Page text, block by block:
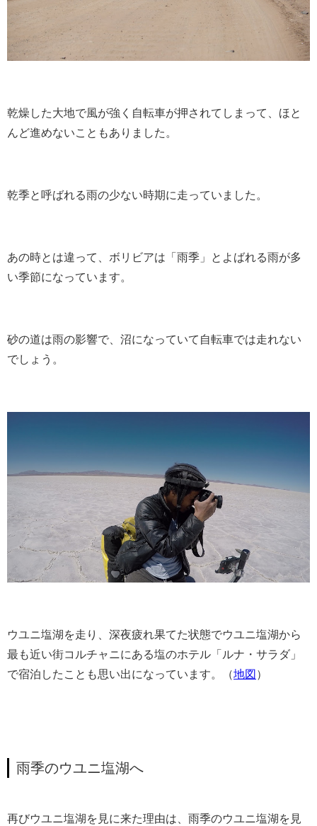
乾燥した大地で風が強く自転車が押されてしまって、ほと
んど進めないこともありました。
乾季と呼ばれる雨の少ない時期に走っていました。
あの時とは違って、ボリビアは「雨季」とよばれる雨が多
い季節になっています。
砂の道は雨の影響で、沼になっていて自転車では走れない
でしょう。
ウユニ塩湖を走り、深夜疲れ果てた状態でウユニ塩湖から
最も近い街コルチャニにある塩のホテル「ルナ・サラダ」
で宿泊したことも思い出になっています。（地図 ）
雨季のウユニ塩湖へ
再びウユニ塩湖を見に来た理由は、雨季のウユニ塩湖を見